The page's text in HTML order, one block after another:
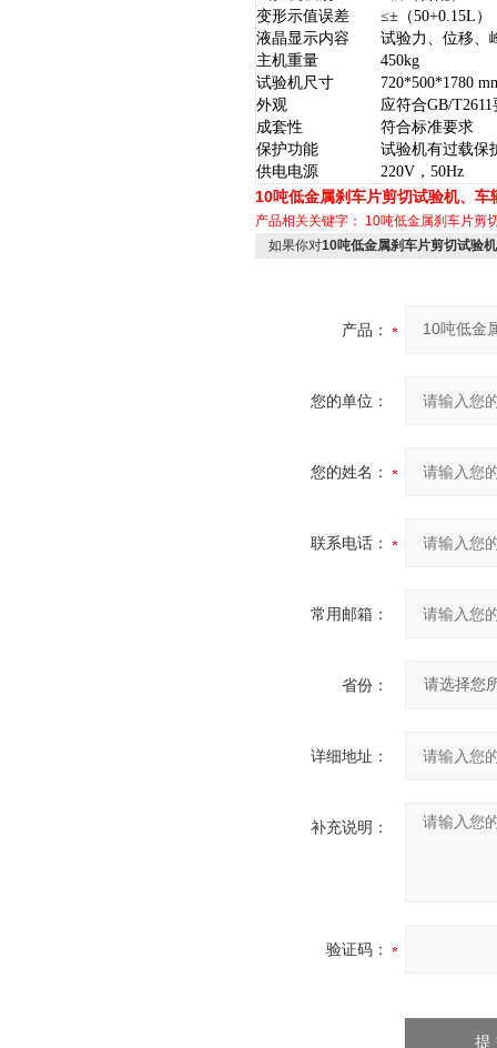
变形示值误差
≤±（50+0.15L）
液晶显示内容
试验力、位移、
主机重量
450kg
试验机尺寸
720*500*1780
外观
应符合GB/T2611
成套性
符合标准要求
保护功能
试验机有过载保
供电电源
220V，50Hz
10吨低金属刹车片剪切试验机、
产品相关关键字： 10吨低金属刹车片剪
如果你对10吨低金属刹车片剪切试验
产品：
您的单位：
您的姓名：
联系电话：
常用邮箱：
省份：
详细地址：
补充说明：
验证码：